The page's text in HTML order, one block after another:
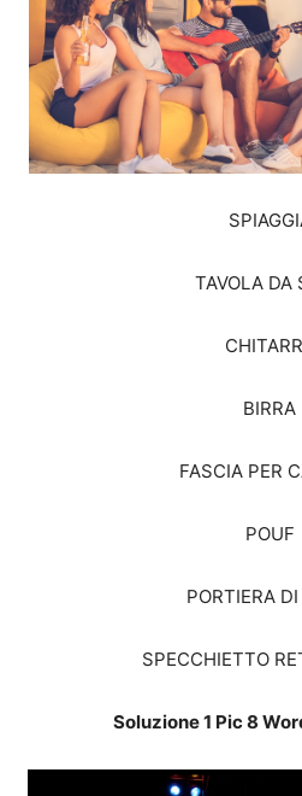
TAVOLA DA
BIRRA
FASCIA PER
POUF
PORTIERA
SPECCHIETTO
Soluzione 1 Pic 8